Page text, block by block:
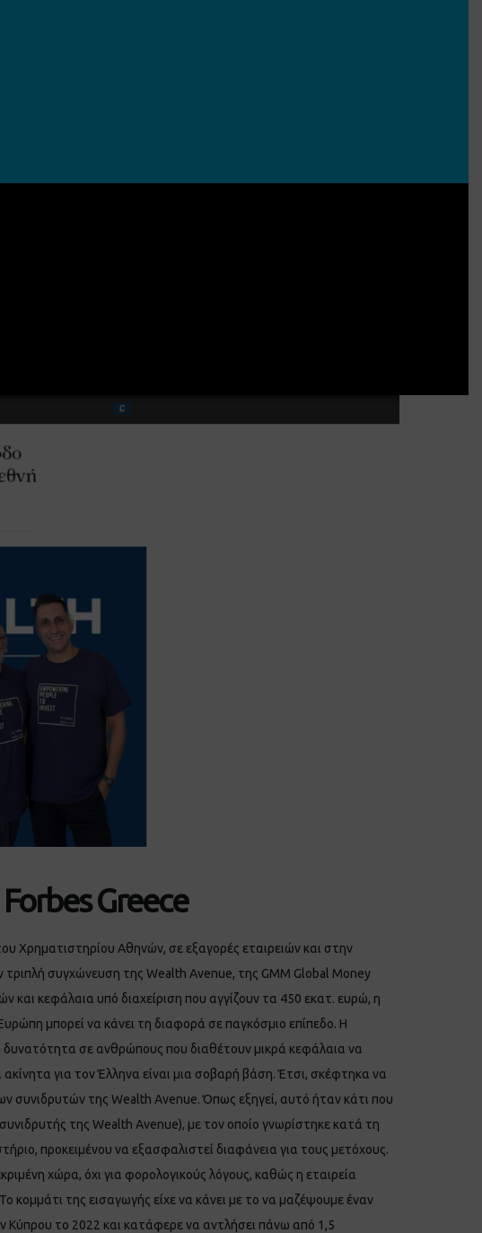
Greece
Χρηματιστηρίου Αθηνών, σε εξαγορές εταιρειών και στην
συγχώνευση της Wealth Avenue, της GMM Global Money
κεφάλαια υπό διαχείριση που αγγίζουν τα 450 εκατ. ευρώ, η
μπορεί να κάνει τη διαφορά σε παγκόσμιο επίπεδο. Η
δυνατότητα σε ανθρώπους που διαθέτουν μικρά κεφάλαια να
για τον Έλληνα είναι μια σοβαρή βάση. Έτσι, σκέφτηκα να
συνιδρυτών της Wealth Avenue. Όπως εξηγεί, αυτό ήταν κάτι που
της Wealth Avenue), με τον οποίο γνωρίστηκε κατά τη
προκειμένου να εξασφαλιστεί διαφάνεια για τους μετόχους.
χώρα, όχι για φορολογικούς λόγους, καθώς η εταιρεία
κομμάτι της εισαγωγής είχε να κάνει με το να μαζέψουμε έναν
Κύπρου το 2022 και κατάφερε να αντλήσει πάνω από 1,5